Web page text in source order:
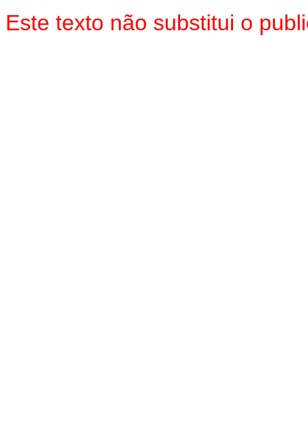
Este texto não substitui o